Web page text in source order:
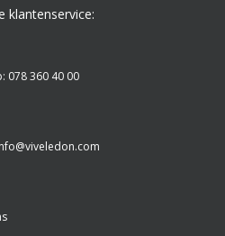
klantenservice:
078 360 40 00